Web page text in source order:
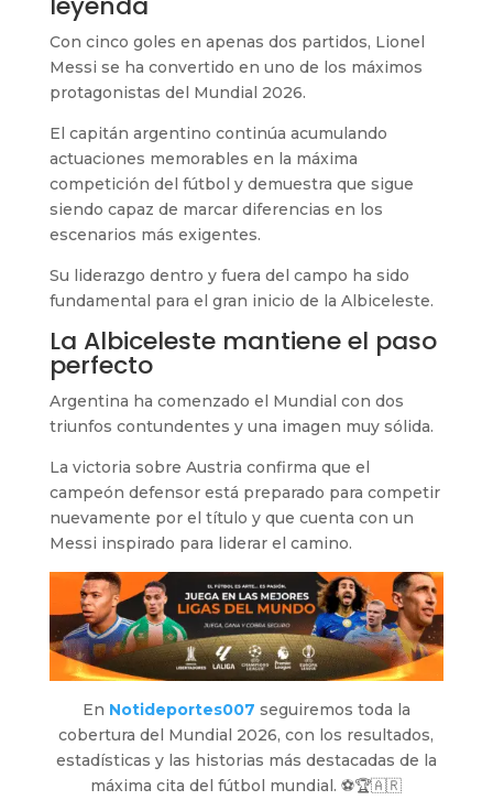
Con cinco goles en apenas dos partidos, Lionel
Messi se ha convertido en uno de los máximos
protagonistas del Mundial 2026.
El capitán argentino continúa acumulando
actuaciones memorables en la máxima
competición del fútbol y demuestra que sigue
siendo capaz de marcar diferencias en los
escenarios más exigentes.
Su liderazgo dentro y fuera del campo ha sido
fundamental para el gran inicio de la Albiceleste.
La Albiceleste mantiene el paso
perfecto
Argentina ha comenzado el Mundial con dos
triunfos contundentes y una imagen muy sólida.
La victoria sobre Austria confirma que el
campeón defensor está preparado para competir
nuevamente por el título y que cuenta con un
Messi inspirado para liderar el camino.
En Notideportes007 seguiremos toda la
cobertura del Mundial 2026, con los resultados,
estadísticas y las historias más destacadas de la
máxima cita del fútbol mundial. ⚽🏆🇦🇷